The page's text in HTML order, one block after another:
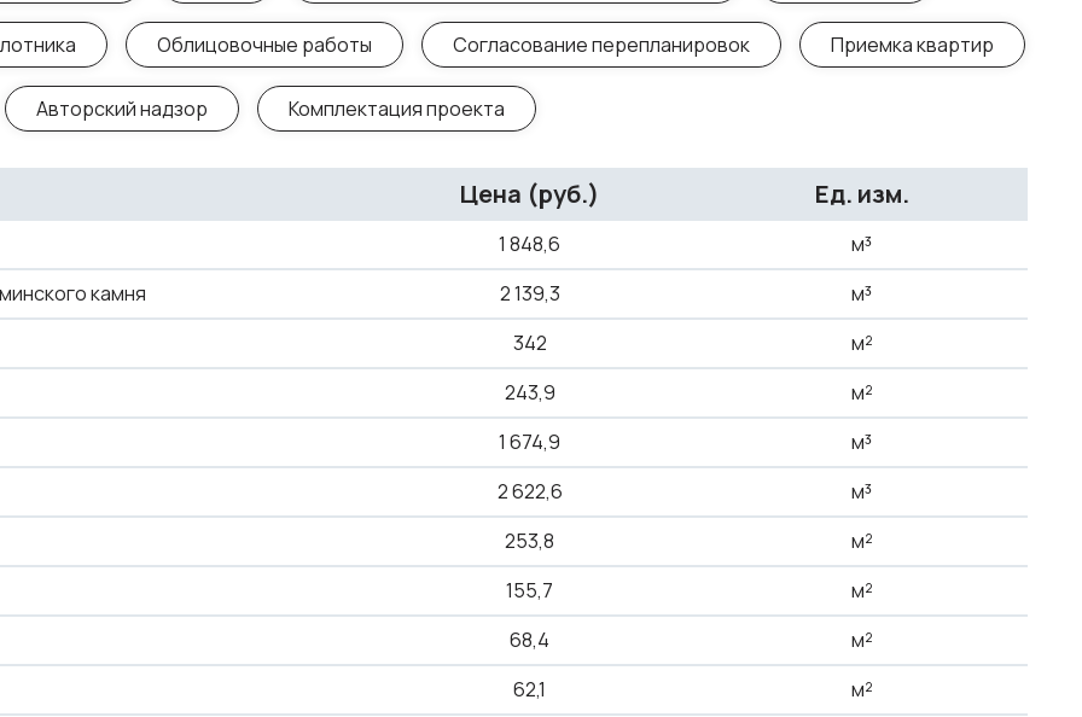
Облицовочные работы Согласование перепланировок Приемка квартир
Авторский надзор Комплектация проекта
Цена (руб.) Ед. изм.
1 848,6
м³
камня
2139,3
м³
342
м²
243,9
м²
1 674,9
м³
2622,6
м³
253,8
м²
155,7
м²
68,4
м²
62,1
м²